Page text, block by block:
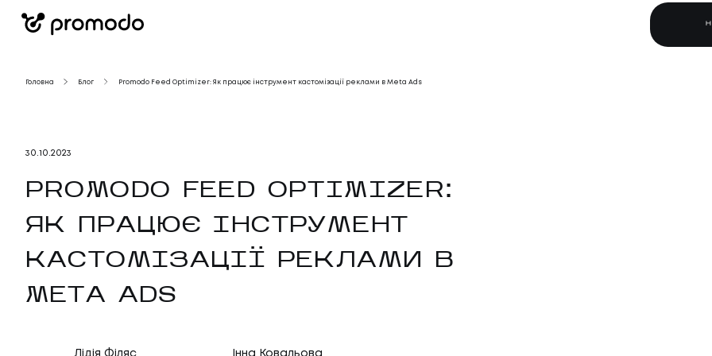
Головна Блог Promodo Feed Optimizer: Як працює інструмент кастомізації реклами в Meta Ads
30 10 2023
PROMODO FEED OPTIMIZER:
ЯК ПРАЦЮЄ ІНСТРУМЕНТ
КАСТОМІЗАЦІЇ РЕКЛАМИ В
META ADS
Лідія Філяс Інна Ковальова